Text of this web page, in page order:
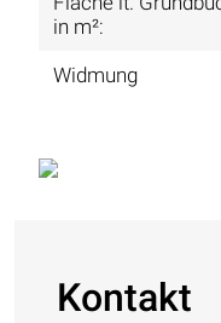
in m²:
Widmung
Kontakt